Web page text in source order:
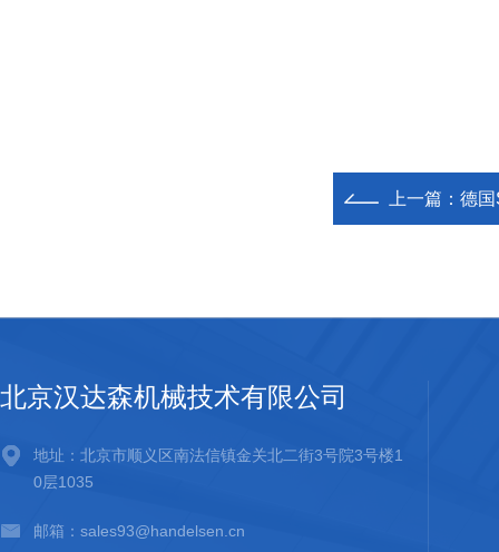
上一篇： 德国
北京汉达森机械技术有限公司
地址：北京市顺义区南法信镇金关北二街3号院3号楼1
0层1035
邮箱：sales93@handelsen.cn